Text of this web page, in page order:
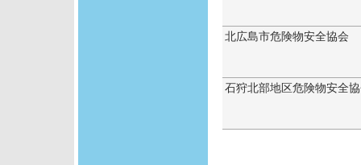
北広島市危険物安全協会
石狩北部地区危険物安全